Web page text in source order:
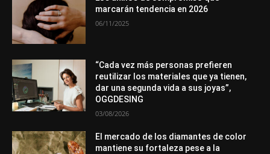
marcarán tendencia en 2026
06/11/2025
“Cada vez más personas prefieren
reutilizar los materiales que ya tienen,
dar una segunda vida a sus joyas”,
OGGDESING
03/08/2026
El mercado de los diamantes de color
mantiene su fortaleza pese a la